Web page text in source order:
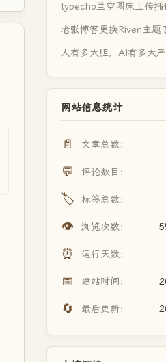
typecho兰空图床上传插
老张博客更换Riven主题
人有多大胆，AI有多大产
网站信息统计
📄 文章总数：
💬 评论数目：
🏷️ 标签总数：
👁️ 浏览次数：
⏰ 运行天数：
📅 建站时间：
🔄 最后更新：